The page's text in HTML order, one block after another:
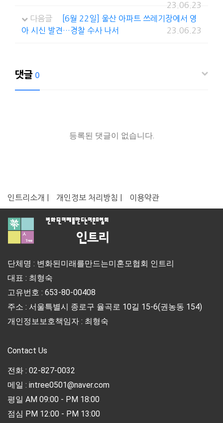
23.06.23
다음글
[6월 22일] 울산 아파트 쓰레기장에서 영
아 시신 발견…경찰 수사 나서
23.06.23
댓글 0
등록된 댓글이 없습니다.
인트리소개 | 개인정보 처리방침 | 이용약관
단체명 : 변화된미래를만드는미혼모협회 인트리
대표 : 최형숙
고유번호 : 653-80-00408
주소 : 서울특별시 종로구 율곡로 10길 15-6(권농동 154)
개인정보보호책임자 : 최형숙
Contact Us
전화 : 02-827-0032
메일 : intree0501@naver.com
평일 AM 09:00 - PM 18:00
점심 PM 12:00 - PM 13:00